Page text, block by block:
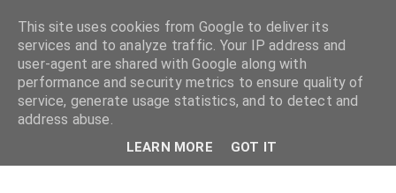
This site uses cookies from Google to deliver its
services and to analyze traffic. Your IP address and
user-agent are shared with Google along with
performance and security metrics to ensure quality of
service, generate usage statistics, and to detect and
address abuse.
LEARN MORE GOT IT